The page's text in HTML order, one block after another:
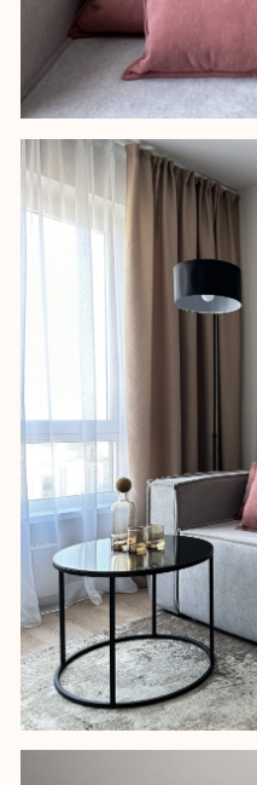
Идея оформления
возникла благодаря
— Кавказский бульвар.
создать теплое и уютное
пространство с
деталями, словно на
песке рассыпаны зерна